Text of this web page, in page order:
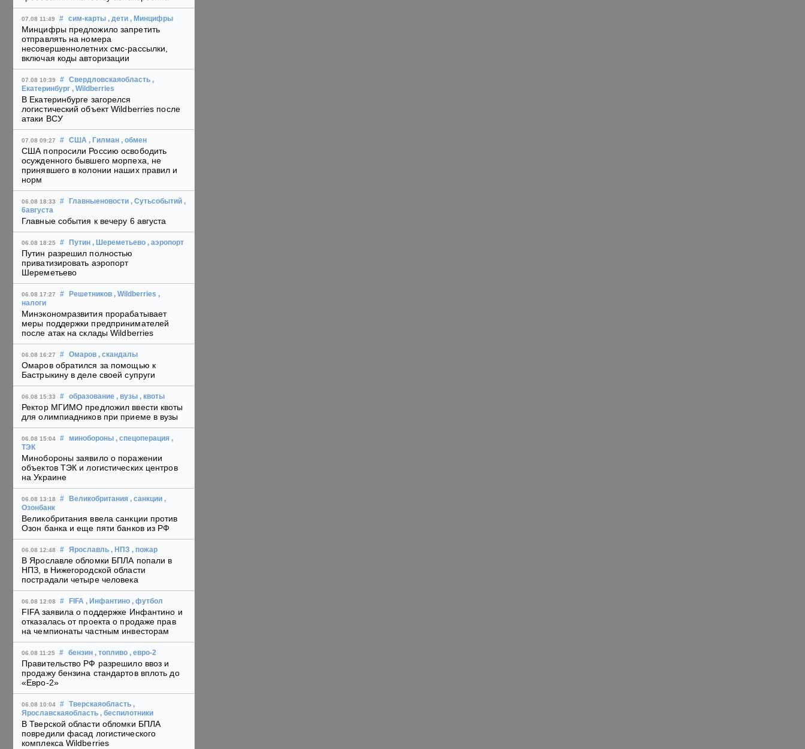
07.08 11:49 # сим-карты , дети , Минцифры
Минцифры предложило запретить
отправлять на номера
несовершеннолетних смс-рассылки,
включая коды авторизации
07.08 10:39 # Свердловскаяобласть ,
Екатеринбург , Wildberries
В Екатеринбурге загорелся
логистический объект Wildberries после
атаки ВСУ
07.08 09:27 # США , Гилман , обмен
США попросили Россию освободить
осужденного бывшего морпеха, не
принявшего в колонии наших правил и
норм
06.08 18:33 # Главныеновости , Сутьсобытий ,
6августа
Главные события к вечеру 6 августа
06.08 18:25 # Путин , Шереметьево , аэропорт
Путин разрешил полностью
приватизировать аэропорт
Шереметьево
06.08 17:27 # Решетников , Wildberries ,
налоги
Минэкономразвития прорабатывает
меры поддержки предпринимателей
после атак на склады Wildberries
06.08 16:27 # Омаров , скандалы
Омаров обратился за помощью к
Бастрыкину в деле своей супруги
06.08 15:33 # образование , вузы , квоты
Ректор МГИМО предложил ввести квоты
для олимпиадников при приеме в вузы
06.08 15:04 # минобороны , спецоперация ,
ТЭК
Минобороны заявило о поражении
объектов ТЭК и логистических центров
на Украине
06.08 13:18 # Великобритания , санкции ,
Озонбанк
Великобритания ввела санкции против
Озон банка и еще пяти банков из РФ
06.08 12:48 # Ярославль , НПЗ , пожар
В Ярославле обломки БПЛА попали в
НПЗ, в Нижегородской области
пострадали четыре человека
06.08 12:08 # FIFA , Инфантино , футбол
FIFA заявила о поддержке Инфантино и
отказалась от проекта о продаже прав
на чемпионаты частным инвесторам
06.08 11:25 # бензин , топливо , евро-2
Правительство РФ разрешило ввоз и
продажу бензина стандартов вплоть до
«Евро-2»
06.08 10:04 # Тверскаяобласть ,
Ярославскаяобласть , беспилотники
В Тверской области обломки БПЛА
повредили фасад логистического
комплекса Wildberries